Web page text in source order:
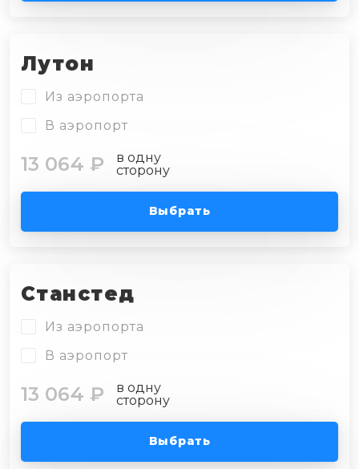
Лутон
Из аэропорта
В аэропорт
13 064 ₽
в одну
сторону
Выбрать
Станстед
Из аэропорта
В аэропорт
13 064 ₽
в одну
сторону
Выбрать